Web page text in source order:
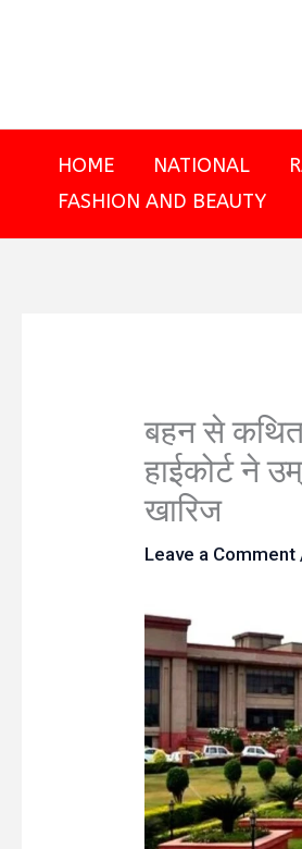
HOME NATIONAL
FASHION AND BEAUTY
बहन से कथित
हाईकोर्ट ने
खारिज
Leave a Comment